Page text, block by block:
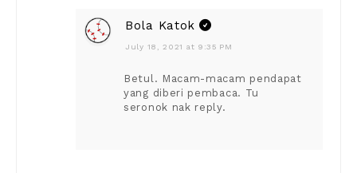
Bola Katok
July 18, 2021 at 9:35 PM
Betul. Macam-macam pendapat
yang diberi pembaca. Tu
seronok nak reply.